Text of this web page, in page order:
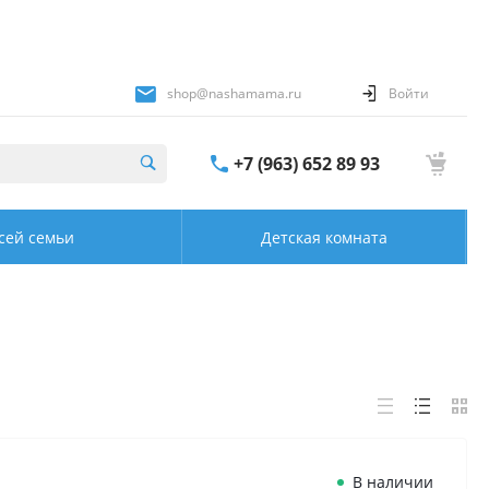
shop@nashamama.ru Войти
+7 (963) 652 89 93
семьи Детская комната
В наличии